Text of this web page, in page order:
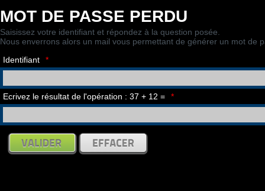
MOT DE PASSE PERDU
Saisissez votre identifiant et répondez à la question posée.
Nous enverrons alors un mail vous permettant de générer un mot de
Identifiant
*
Ecrivez le résultat de l'opération : 37 + 12 = *